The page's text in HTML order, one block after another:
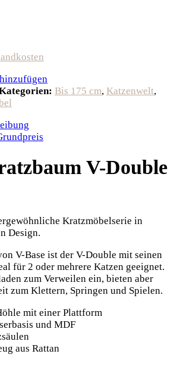
Bis 175 cm, Katzenwelt,
V-Double
Kratzmöbelserie in
Design.
V-Base ist der V-Double mit seinen
für 2 oder mehrere Katzen geeignet.
zum Verweilen ein, bieten aber
zum Klettern, Springen und Spielen.
mit einer Plattform
und MDF
aus Rattan